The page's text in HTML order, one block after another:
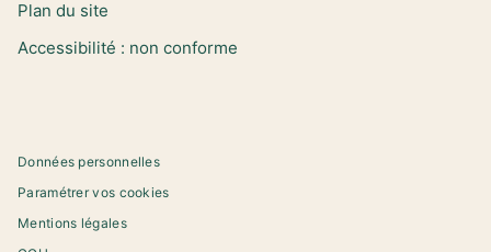
Plan du site
Accessibilité : non conforme
Données personnelles
Paramétrer vos cookies
Mentions légales